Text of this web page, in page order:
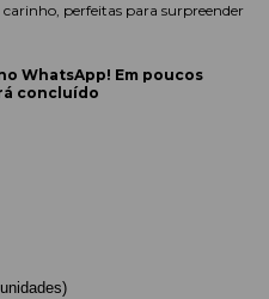
carinho, perfeitas para surpreender
WhatsApp! Em poucos
concluído